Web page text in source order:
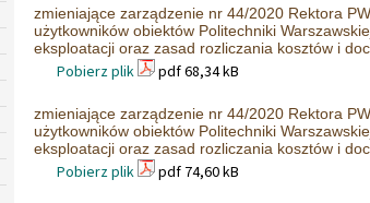
zmieniające zarządzenie nr 44/2020 Rektora
użytkowników obiektów Politechniki
eksploatacji oraz zasad rozliczania kosztów i
Pobierz plik pdf 68,34 kB
zmieniające zarządzenie nr 44/2020 Rektora
użytkowników obiektów Politechniki
eksploatacji oraz zasad rozliczania kosztów i
Pobierz plik pdf 74,60 kB